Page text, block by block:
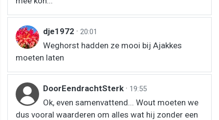
dje1972 · 20:01
Weghorst hadden ze mooi bij Ajakkes
moeten laten
DoorEendrachtSterk · 19:55
Ok, even samenvattend... Wout moeten we
dus vooral waarderen om alles wat hij zonder een